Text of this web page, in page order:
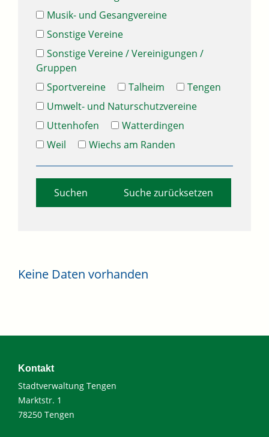
Musik- und Gesangvereine
Sonstige Vereine
Sonstige Vereine / Vereinigungen /
Gruppen
Sportvereine
Talheim
Tengen
Umwelt- und Naturschutzvereine
Uttenhofen
Watterdingen
Weil
Wiechs am Randen
Suche zurücksetzen
Keine Daten vorhanden
Kontakt
Stadtverwaltung Tengen
Marktstr. 1
78250 Tengen